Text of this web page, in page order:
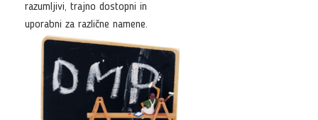
razumljivi, trajno dostopni in
uporabni za različne namene.